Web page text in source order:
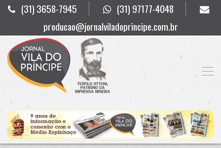
(31) 3658-7945
(31) 97177-4048
producao@jornalviladoprincipe.com.br